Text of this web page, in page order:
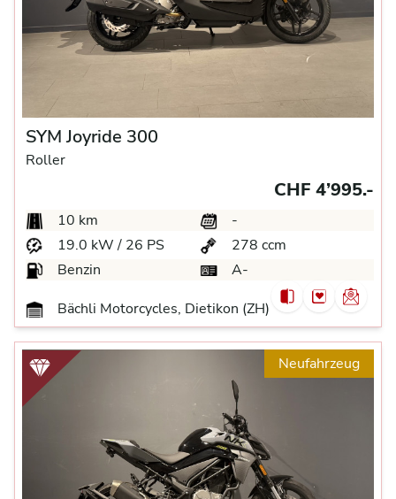
SYM Joyride 300
Roller
CHF 4’995.-
10 km
-
19.0 kW / 26 PS
278 ccm
Benzin
A-
Bächli Motorcycles, Dietikon (ZH)
Neufahrzeug